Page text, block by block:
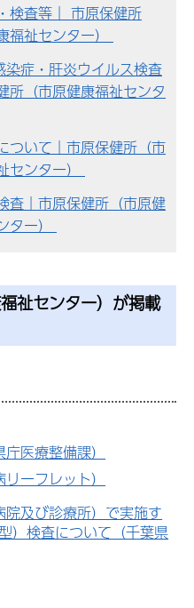
検査等｜ 市原保健所
福祉センター）
染症・肝炎ウイルス検査
所（市原健康福祉センタ
ついて｜市原保健所（市
センター）
査｜市原保健所（市原健
ター）
祉センター）が掲載
医療整備課）
ーフレット）
及び診療所）で実施す
）検査について（千葉県